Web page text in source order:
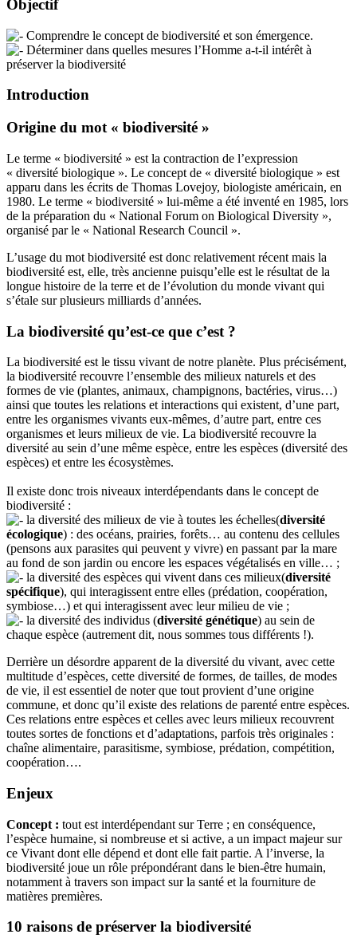
Objectif
Comprendre le concept de biodiversité et son émergence.
Déterminer dans quelles mesures l’Homme a-t-il intérêt à
préserver la biodiversité
Introduction
Origine du mot « biodiversité »
Le terme « biodiversité » est la contraction de l’expression
« diversité biologique ». Le concept de « diversité biologique » est
apparu dans les écrits de Thomas Lovejoy, biologiste américain, en
1980. Le terme « biodiversité » lui-même a été inventé en 1985, lors
de la préparation du « National Forum on Biological Diversity »,
organisé par le « National Research Council ».
L’usage du mot biodiversité est donc relativement récent mais la
biodiversité est, elle, très ancienne puisqu’elle est le résultat de la
longue histoire de la terre et de l’évolution du monde vivant qui
s’étale sur plusieurs milliards d’années.
La biodiversité qu’est-ce que c’est ?
La biodiversité est le tissu vivant de notre planète. Plus précisément,
la biodiversité recouvre l’ensemble des milieux naturels et des
formes de vie (plantes, animaux, champignons, bactéries, virus…)
ainsi que toutes les relations et interactions qui existent, d’une part,
entre les organismes vivants eux-mêmes, d’autre part, entre ces
organismes et leurs milieux de vie. La biodiversité recouvre la
diversité au sein d’une même espèce, entre les espèces (diversité des
espèces) et entre les écosystèmes.
Il existe donc trois niveaux interdépendants dans le concept de
biodiversité :
la diversité des milieux de vie à toutes les échelles(diversité
écologique) : des océans, prairies, forêts… au contenu des cellules
(pensons aux parasites qui peuvent y vivre) en passant par la mare
au fond de son jardin ou encore les espaces végétalisés en ville… ;
la diversité des espèces qui vivent dans ces milieux(diversité
spécifique), qui interagissent entre elles (prédation, coopération,
symbiose…) et qui interagissent avec leur milieu de vie ;
la diversité des individus (diversité génétique) au sein de
chaque espèce (autrement dit, nous sommes tous différents !).
Derrière un désordre apparent de la diversité du vivant, avec cette
multitude d’espèces, cette diversité de formes, de tailles, de modes
de vie, il est essentiel de noter que tout provient d’une origine
commune, et donc qu’il existe des relations de parenté entre espèces.
Ces relations entre espèces et celles avec leurs milieux recouvrent
toutes sortes de fonctions et d’adaptations, parfois très originales :
chaîne alimentaire, parasitisme, symbiose, prédation, compétition,
coopération….
Enjeux
Concept : tout est interdépendant sur Terre ; en conséquence,
l’espèce humaine, si nombreuse et si active, a un impact majeur sur
ce Vivant dont elle dépend et dont elle fait partie. A l’inverse, la
biodiversité joue un rôle prépondérant dans le bien-être humain,
notamment à travers son impact sur la santé et la fourniture de
matières premières.
10 raisons de préserver la biodiversité